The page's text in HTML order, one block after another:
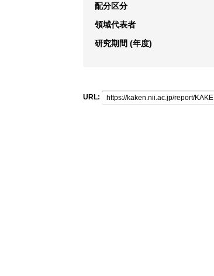
配分区分
領域代表者
研究期間 (年度)
URL: